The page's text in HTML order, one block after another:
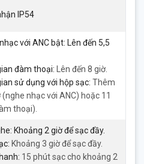
IP54
với ANC bật: Lên đến 5,5
đàm thoại: Lên đến 8 giờ.
sử dụng với hộp sạc: Thêm
(nghe nhạc với ANC) hoặc 11
thoại).
Khoảng 2 giờ để sạc đầy.
Khoảng 3 giờ để sạc đầy.
15 phút sạc cho khoảng 2